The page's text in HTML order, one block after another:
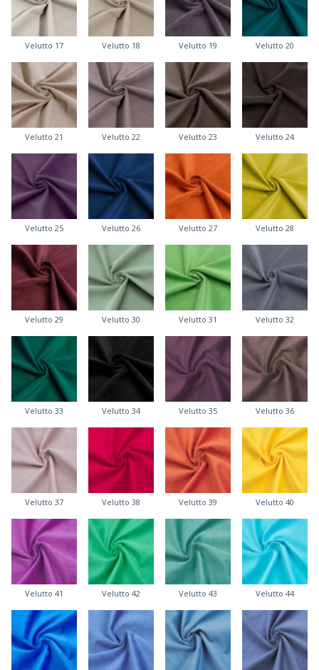
Velutto 17 Velutto 18 Velutto 19 Velutto 20
Velutto 21 Velutto 22 Velutto 23 Velutto 24
Velutto 25 Velutto 26 Velutto 27 Velutto 28
Velutto 29 Velutto 30 Velutto 31 Velutto 32
Velutto 33 Velutto 34 Velutto 35 Velutto 36
Velutto 37 Velutto 38 Velutto 39 Velutto 40
Velutto 41 Velutto 42 Velutto 43 Velutto 44